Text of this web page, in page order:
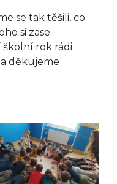
se tak těšili, co
si zase
rok rádi
děkujeme